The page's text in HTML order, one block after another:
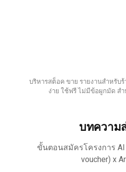
บริหารสต็อค ขาย รายงานสำหรับ
ง่าย ใช้ฟรี ไม่มีข้อผูกมัด ส
บทความ
ขั้นตอนสมัครโครงการ AI
voucher) x